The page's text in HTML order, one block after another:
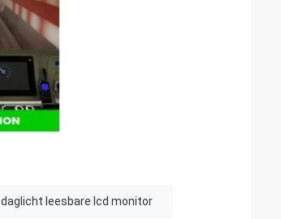
daglicht leesbare lcd monitor